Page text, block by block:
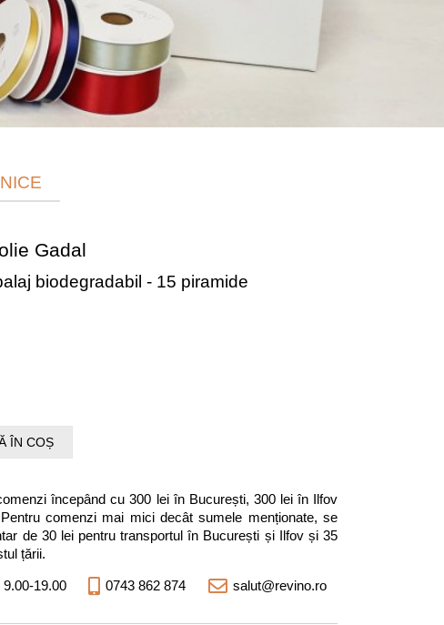
Gadal
biodegradabil - 15 piramide
ÎN COȘ
începând cu 300 lei în București, 300 lei în Ilfov
comenzi mai mici decât sumele menționate, se
de 30 lei pentru transportul în București și Ilfov și 35
țării.
9.00-19.00 0743 862 874 salut@revino.ro